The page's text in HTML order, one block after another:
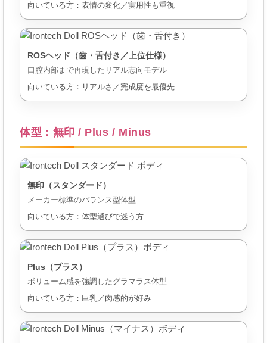
向いている方：表情の変化／実用性も重視
ROSヘッド（歯・舌付き／上位仕様）
口腔内部まで再現したリアル志向モデル
向いている方：リアルさ／完成度を最優先
体型：無印 / Plus / Minus
無印（スタンダード）
メーカー標準のバランス型体型
向いている方：体型選びで迷う方
Plus（プラス）
ボリューム感を強調したグラマラス体型
向いている方：巨乳／肉感的が好み